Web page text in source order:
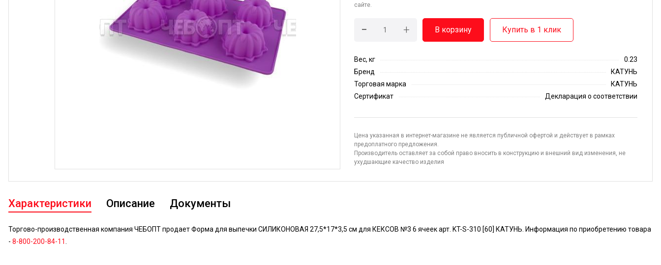
сайте.
- + В корзину Купить в 1 клик
Вес, кг
0.23
Бренд
КАТУНЬ
Торговая марка
КАТУНЬ
Сертификат
Декларация о соответствии
Цена указанная в интернет-магазине не является публичной офертой и действует в рамках
предоплатного предложения.
Производитель оставляет за собой право вносить в конструкцию и внешний вид изменения, не
ухудшающие качество изделия
Характеристики Описание Документы
Торгово-производственная компания ЧЕБОПТ продает Форма для выпечки СИЛИКОНОВАЯ 27,5*17*3,5 см для КЕКСОВ №3 6 ячеек арт. KT-S-310 [60] КАТУНЬ. Информация по приобретению товара
- 8-800-200-84-11